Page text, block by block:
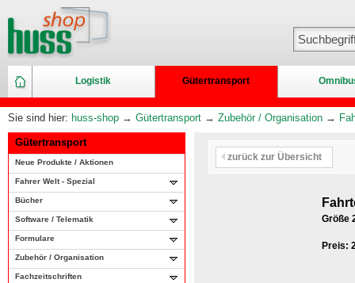
Logistik Gütertransport
Sie sind hier: huss-shop → Gütertransport → Zubehör / Organisation →
Gütertransport
Neue Produkte / Aktionen
Fahrer Welt - Spezial
Bücher
Software / Telematik
Formulare
Zubehör / Organisation
Fachzeitschriften
zurück zur Übersicht
Größe
Preis: